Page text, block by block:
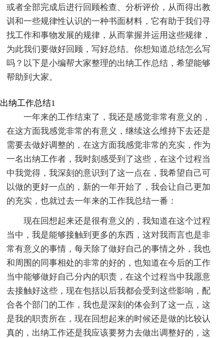
或者全部完成后进行回顾检查、分析评价，从而得出教
训和一些规律性认识的一种书面材料，它有助于我们寻
找工作和事物发展的规律，从而掌握并运用这些规律，
为此我们要做好回顾，写好总结。你想知道总结怎么写
吗？以下是小编帮大家整理的出纳工作总结，希望能够
帮助到大家。
出纳工作总结1
一年来的工作结束了，我还是感觉非常有意义的，
在这方面我感觉非常的有意义，继续这么维持下去还是
需要去做好调整的，在这方面我感觉非常的充实，作为
一名出纳工作者，我时刻感受到了这些，在这个过程当
中我觉得，我深刻的意识到了这一点在，我希望自己可
以做的更好一点的，新的一年开始了，我会让自己更加
的充实，也就过去一年来的工作我总结一番：
现在回想起来还是很有意义的，我知道在这个过程
当中，我是能够接触到更多的东西，这对我而言也是非
常有意义的事情，每天除了做好自己的事情之外，我也
和周围的同事相处的非常的好的，也知道在今后的工作
当中能够做好自己分内的职责，在这个过程当中我愿意
去接触好这些，现在包括以后我都会受到这些影响，配
合各个部门的工作，我也是深刻的体会到了这一点，这
是我的职责所在，现在回想起来的时候还是做的比较认
真的，出纳工作还是我应该要努力去做出调整好的，这